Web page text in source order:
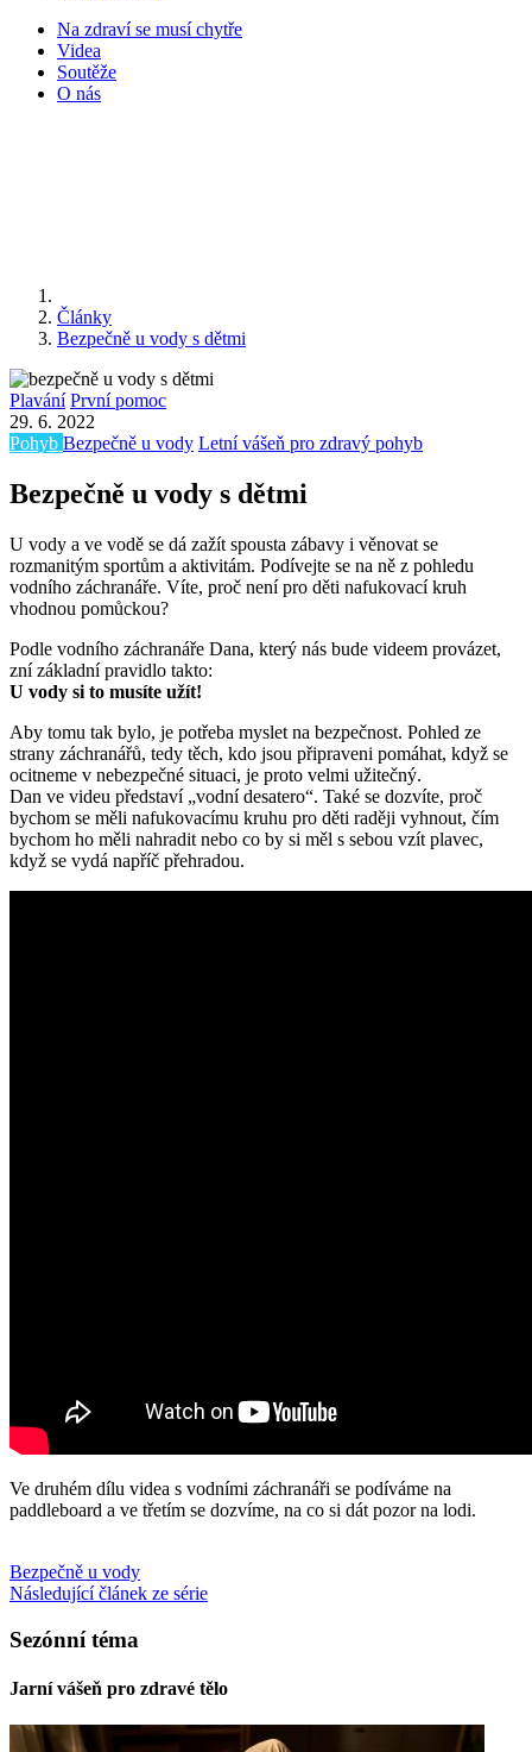
Na zdraví se musí chytře
Videa
Soutěže
O nás
Články
Bezpečně u vody s dětmi
Plavání První pomoc
29. 6. 2022
Pohyb Bezpečně u vody Letní vášeň pro zdravý pohyb
Bezpečně u vody s dětmi
U vody a ve vodě se dá zažít spousta zábavy i věnovat se
rozmanitým sportům a aktivitám. Podívejte se na ně z pohledu
vodního záchranáře. Víte, proč není pro děti nafukovací kruh
vhodnou pomůckou?
Podle vodního záchranáře Dana, který nás bude videem provázet,
zní základní pravidlo takto:
U vody si to musíte užít!
Aby tomu tak bylo, je potřeba myslet na bezpečnost. Pohled ze
strany záchranářů, tedy těch, kdo jsou připraveni pomáhat, když se
ocitneme v nebezpečné situaci, je proto velmi užitečný.
Dan ve videu představí „vodní desatero“. Také se dozvíte, proč
bychom se měli nafukovacímu kruhu pro děti raději vyhnout, čím
bychom ho měli nahradit nebo co by si měl s sebou vzít plavec,
když se vydá napříč přehradou.
Ve druhém dílu videa s vodními záchranáři se podíváme na
paddleboard a ve třetím se dozvíme, na co si dát pozor na lodi.
Bezpečně u vody
Následující článek ze série
Sezónní téma
Jarní vášeň pro zdravé tělo